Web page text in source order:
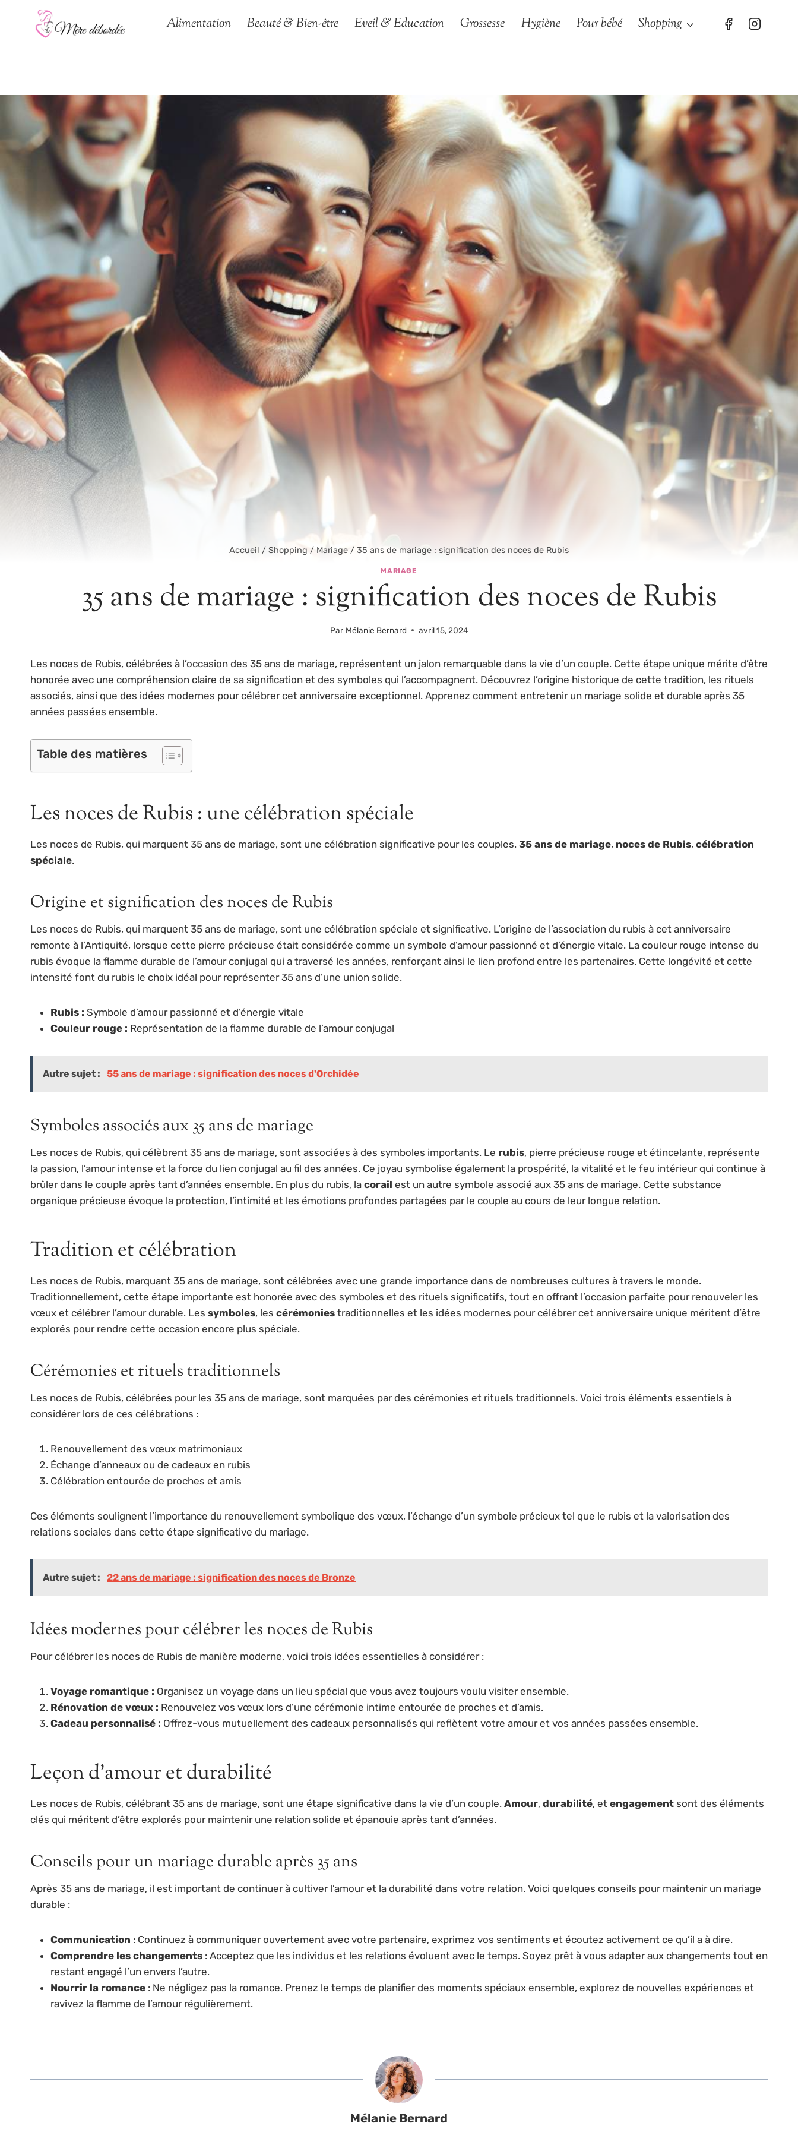
Alimentation Beauté & Bien-être Eveil & Education Grossesse Hygiène Pour bébé Shopping
Accueil / Shopping / Mariage / 35 ans de mariage : signification des noces de Rubis
MARIAGE
35 ans de mariage : signification des noces de Rubis
Par Mélanie Bernard avril 15, 2024
Les noces de Rubis, célébrées à l’occasion des 35 ans de mariage, représentent un jalon remarquable dans la vie d’un couple. Cette étape unique mérite d’être
honorée avec une compréhension claire de sa signification et des symboles qui l’accompagnent. Découvrez l’origine historique de cette tradition, les rituels
associés, ainsi que des idées modernes pour célébrer cet anniversaire exceptionnel. Apprenez comment entretenir un mariage solide et durable après 35
années passées ensemble.
Table des matières
Les noces de Rubis : une célébration spéciale
Les noces de Rubis, qui marquent 35 ans de mariage, sont une célébration significative pour les couples. 35 ans de mariage, noces de Rubis, célébration
spéciale.
Origine et signification des noces de Rubis
Les noces de Rubis, qui marquent 35 ans de mariage, sont une célébration spéciale et significative. L’origine de l’association du rubis à cet anniversaire
remonte à l’Antiquité, lorsque cette pierre précieuse était considérée comme un symbole d’amour passionné et d’énergie vitale. La couleur rouge intense du
rubis évoque la flamme durable de l’amour conjugal qui a traversé les années, renforçant ainsi le lien profond entre les partenaires. Cette longévité et cette
intensité font du rubis le choix idéal pour représenter 35 ans d’une union solide.
Rubis : Symbole d’amour passionné et d’énergie vitale
Couleur rouge : Représentation de la flamme durable de l’amour conjugal
Autre sujet : 55 ans de mariage : signification des noces d'Orchidée
Symboles associés aux 35 ans de mariage
Les noces de Rubis, qui célèbrent 35 ans de mariage, sont associées à des symboles importants. Le rubis, pierre précieuse rouge et étincelante, représente
la passion, l’amour intense et la force du lien conjugal au fil des années. Ce joyau symbolise également la prospérité, la vitalité et le feu intérieur qui continue à
brûler dans le couple après tant d’années ensemble. En plus du rubis, la corail est un autre symbole associé aux 35 ans de mariage. Cette substance
organique précieuse évoque la protection, l’intimité et les émotions profondes partagées par le couple au cours de leur longue relation.
Tradition et célébration
Les noces de Rubis, marquant 35 ans de mariage, sont célébrées avec une grande importance dans de nombreuses cultures à travers le monde.
Traditionnellement, cette étape importante est honorée avec des symboles et des rituels significatifs, tout en offrant l’occasion parfaite pour renouveler les
vœux et célébrer l’amour durable. Les symboles, les cérémonies traditionnelles et les idées modernes pour célébrer cet anniversaire unique méritent d’être
explorés pour rendre cette occasion encore plus spéciale.
Cérémonies et rituels traditionnels
Les noces de Rubis, célébrées pour les 35 ans de mariage, sont marquées par des cérémonies et rituels traditionnels. Voici trois éléments essentiels à
considérer lors de ces célébrations :
Renouvellement des vœux matrimoniaux
Échange d’anneaux ou de cadeaux en rubis
Célébration entourée de proches et amis
Ces éléments soulignent l’importance du renouvellement symbolique des vœux, l’échange d’un symbole précieux tel que le rubis et la valorisation des
relations sociales dans cette étape significative du mariage.
Autre sujet : 22 ans de mariage : signification des noces de Bronze
Idées modernes pour célébrer les noces de Rubis
Pour célébrer les noces de Rubis de manière moderne, voici trois idées essentielles à considérer :
Voyage romantique : Organisez un voyage dans un lieu spécial que vous avez toujours voulu visiter ensemble.
Rénovation de vœux : Renouvelez vos vœux lors d’une cérémonie intime entourée de proches et d’amis.
Cadeau personnalisé : Offrez-vous mutuellement des cadeaux personnalisés qui reflètent votre amour et vos années passées ensemble.
Leçon d’amour et durabilité
Les noces de Rubis, célébrant 35 ans de mariage, sont une étape significative dans la vie d’un couple. Amour, durabilité, et engagement sont des éléments
clés qui méritent d’être explorés pour maintenir une relation solide et épanouie après tant d’années.
Conseils pour un mariage durable après 35 ans
Après 35 ans de mariage, il est important de continuer à cultiver l’amour et la durabilité dans votre relation. Voici quelques conseils pour maintenir un mariage
durable :
Communication : Continuez à communiquer ouvertement avec votre partenaire, exprimez vos sentiments et écoutez activement ce qu’il a à dire.
Comprendre les changements : Acceptez que les individus et les relations évoluent avec le temps. Soyez prêt à vous adapter aux changements tout en
restant engagé l’un envers l’autre.
Nourrir la romance : Ne négligez pas la romance. Prenez le temps de planifier des moments spéciaux ensemble, explorez de nouvelles expériences et
ravivez la flamme de l’amour régulièrement.
Mélanie Bernard